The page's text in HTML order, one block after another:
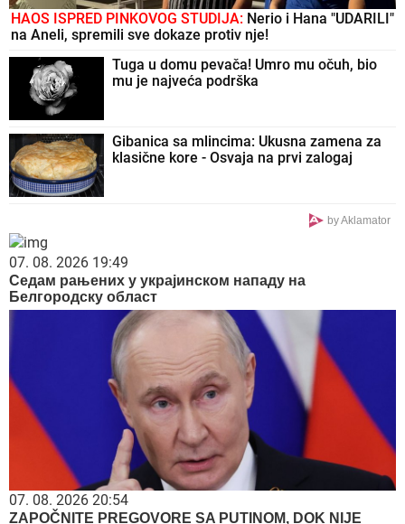
HAOS ISPRED PINKOVOG STUDIJA: Nerio i Hana "UDARILI"
na Aneli, spremili sve dokaze protiv nje!
Tuga u domu pevača! Umro mu očuh, bio
mu je najveća podrška
Gibanica sa mlincima: Ukusna zamena za
klasične kore - Osvaja na prvi zalogaj
by Aklamator
07. 08. 2026 19:49
Седам рањених у украјинском нападу на
Белгородску област
07. 08. 2026 20:54
ZAPOČNITE PREGOVORE SA PUTINOM, DOK NIJE